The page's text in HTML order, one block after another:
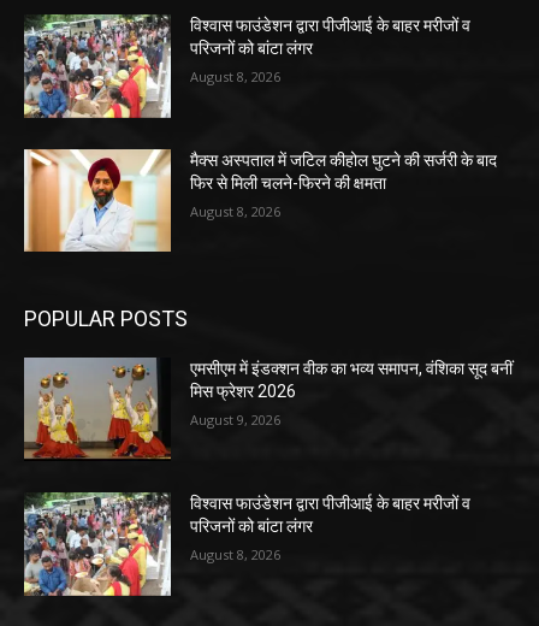
विश्वास फाउंडेशन द्वारा पीजीआई के बाहर मरीजों व
परिजनों को बांटा लंगर
August 8, 2026
मैक्स अस्पताल में जटिल कीहोल घुटने की सर्जरी के बाद
फिर से मिली चलने-फिरने की क्षमता
August 8, 2026
POPULAR POSTS
एमसीएम में इंडक्शन वीक का भव्य समापन, वंशिका सूद बनीं
मिस फ्रेशर 2026
August 9, 2026
विश्वास फाउंडेशन द्वारा पीजीआई के बाहर मरीजों व
परिजनों को बांटा लंगर
August 8, 2026